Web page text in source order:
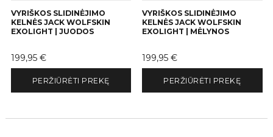
VYRIŠKOS SLIDINĖJIMO
KELNĖS JACK WOLFSKIN
EXOLIGHT | JUODOS
Kaina
199,95 €
PERŽIŪRĖTI PREKĘ
VYRIŠKOS SLIDINĖJIMO
KELNĖS JACK WOLFSKIN
EXOLIGHT | MĖLYNOS
Kaina
199,95 €
PERŽIŪRĖTI PREKĘ